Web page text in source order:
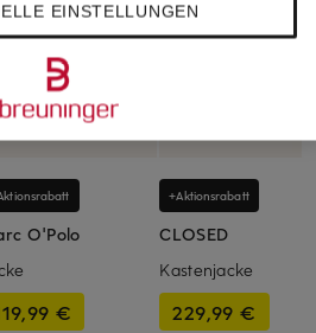
O'Polo
€
+Aktionsrabatt
CLOSED
Kastenjacke
229,99 €
EINSTELLUNGEN